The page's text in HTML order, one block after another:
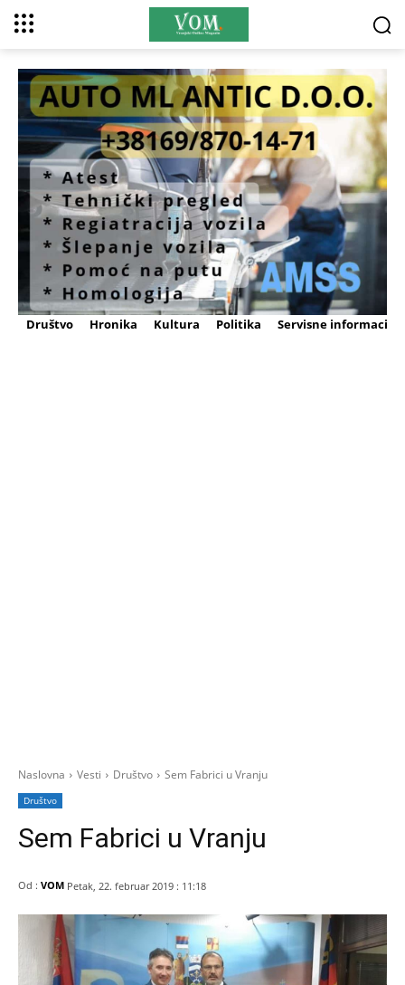
Društvo Hronika Kultura Politika Servisne informacije
Naslovna Vesti Društvo Sem Fabrici u Vranju
Društvo
Sem Fabrici u Vranju
Od : VOM Petak, 22. februar 2019 : 11:18